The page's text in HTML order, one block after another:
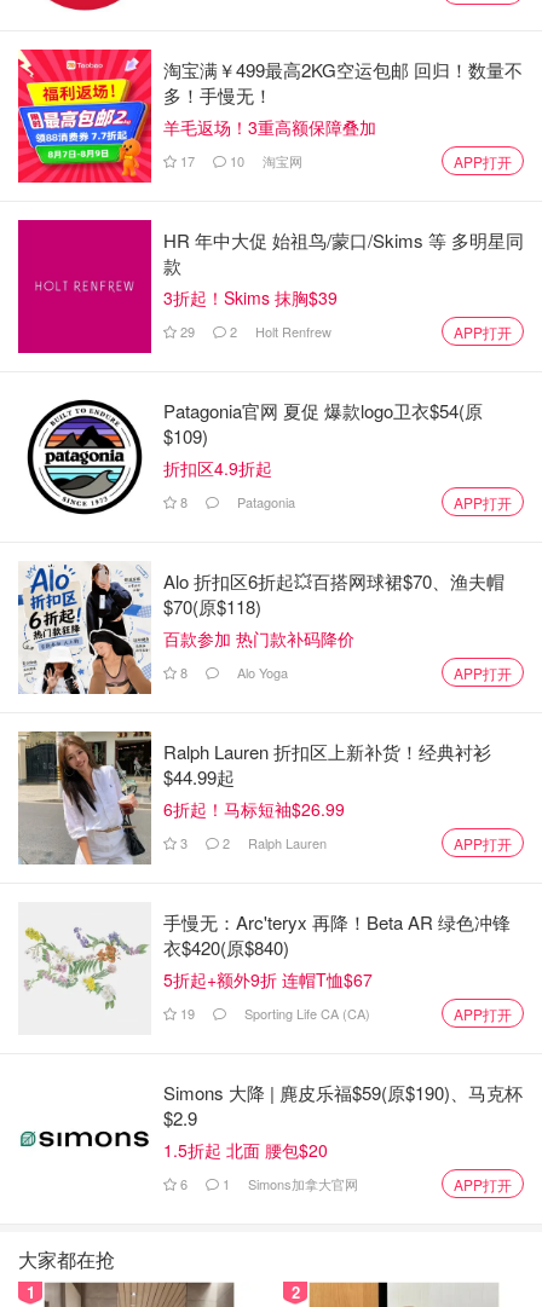
淘宝满￥499最高2KG空运包邮 回归！数量不
多！手慢无！
羊毛返场！3重高额保障叠加
17 10 淘宝网 APP打开
HR 年中大促 始祖鸟/蒙口/Skims 等 多明星同
款
3折起！Skims 抹胸$39
29 2 Holt Renfrew APP打开
Patagonia官网 夏促 爆款logo卫衣$54(原
$109)
折扣区4.9折起
8 Patagonia APP打开
Alo 折扣区6折起💥百搭网球裙$70、渔夫帽
$70(原$118)
百款参加 热门款补码降价
8 Alo Yoga APP打开
Ralph Lauren 折扣区上新补货！经典衬衫
$44.99起
6折起！马标短袖$26.99
3 2 Ralph Lauren APP打开
手慢无：Arc'teryx 再降！Beta AR 绿色冲锋
衣$420(原$840)
5折起+额外9折 连帽T恤$67
19 Sporting Life CA (CA) APP打开
Simons 大降 | 麂皮乐福$59(原$190)、马克杯
$2.9
1.5折起 北面 腰包$20
6 1 Simons加拿大官网 APP打开
大家都在抢
1 2